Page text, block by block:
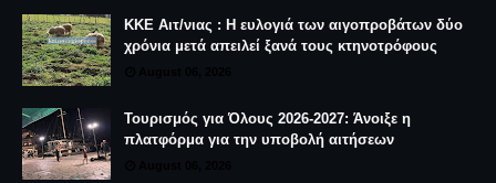
ΚΚΕ Αιτ/νιας : Η ευλογιά των αιγοπροβάτων δύο
χρόνια μετά απειλεί ξανά τους κτηνοτρόφους
Τουρισμός για Όλους 2026-2027: Άνοιξε η
πλατφόρμα για την υποβολή αιτήσεων